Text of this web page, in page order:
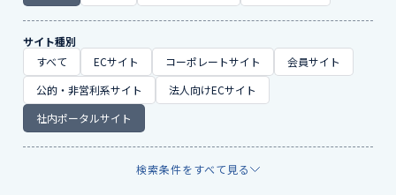
サイト種別
すべて
ECサイト コーポレートサイト
会員サイト
公的・非営利系サイト
法人向けECサイト
社内ポータルサイト
検索条件をすべて見る